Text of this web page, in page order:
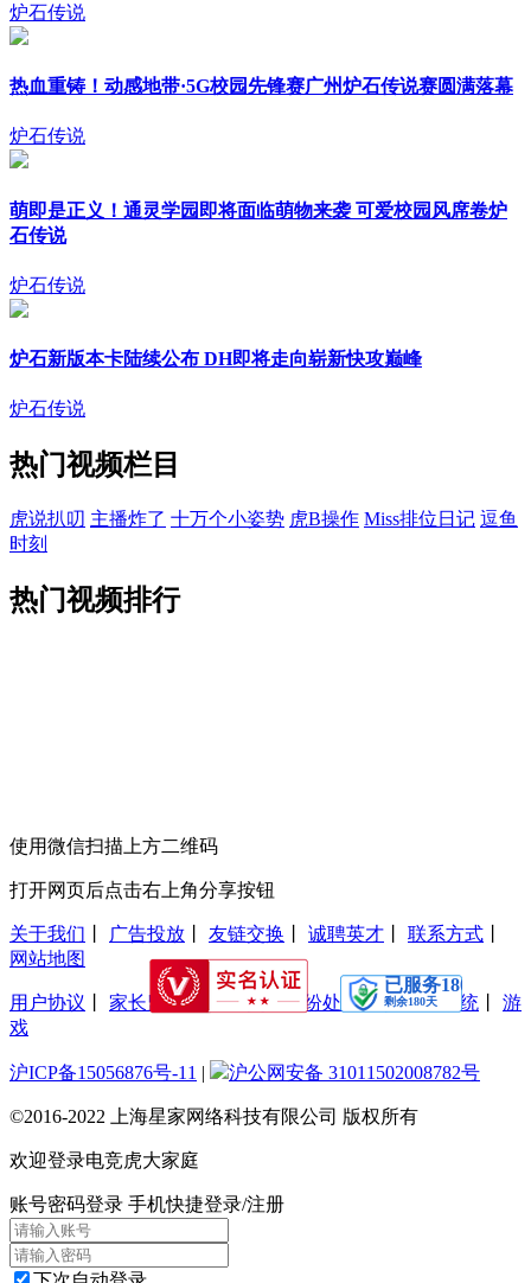
炉石传说
热血重铸！动感地带·5G校园先锋赛广州炉石传说赛圆满落幕
炉石传说
萌即是正义！通灵学园即将面临萌物来袭 可爱校园风席卷炉
石传说
炉石传说
炉石新版本卡陆续公布 DH即将走向崭新快攻巅峰
炉石传说
热门视频栏目
虎说扒叨 主播炸了 十万个小姿势 虎B操作 Miss排位日记 逗鱼
时刻
热门视频排行
使用微信扫描上方二维码
打开网页后点击右上角分享按钮
关于我们 广告投放 友链交换 诚聘英才 联系方式
网站地图
用户协议 家长监护工程丨 交易纠纷处理丨 防沉迷系统
游
戏
沪ICP备15056876号-11 | 沪公网安备 31011502008782号
©2016-2022 上海星家网络科技有限公司 版权所有
欢迎登录电竞虎大家庭
账号密码登录 手机快捷登录/注册